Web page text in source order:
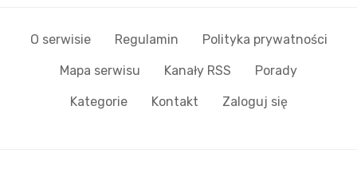
O serwisie Regulamin Polityka prywatności
Mapa serwisu Kanały RSS Porady
Kategorie Kontakt Zaloguj się